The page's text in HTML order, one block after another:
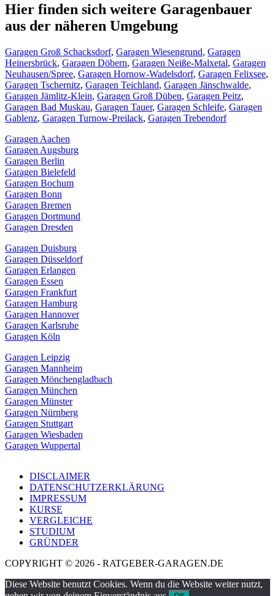
Hier finden sich weitere Garagenbauer
aus der näheren Umgebung
Garagen Groß Schacksdorf, Garagen Wiesengrund, Garagen
Heinersbrück, Garagen Döbern, Garagen Neiße-Malxetal, Garagen
Neuhausen/Spree, Garagen Hornow-Wadelsdorf, Garagen Felixsee,
Garagen Tschernitz, Garagen Teichland, Garagen Jänschwalde,
Garagen Jämlitz-Klein, Garagen Groß Düben, Garagen Peitz,
Garagen Bad Muskau, Garagen Tauer, Garagen Schleife, Garagen
Gablenz, Garagen Turnow-Preilack, Garagen Trebendorf
Garagen Aachen
Garagen Augsburg
Garagen Berlin
Garagen Bielefeld
Garagen Bochum
Garagen Bonn
Garagen Bremen
Garagen Dortmund
Garagen Dresden
Garagen Duisburg
Garagen Düsseldorf
Garagen Erlangen
Garagen Essen
Garagen Frankfurt
Garagen Hamburg
Garagen Hannover
Garagen Karlsruhe
Garagen Köln
Garagen Leipzig
Garagen Mannheim
Garagen Mönchengladbach
Garagen München
Garagen Münster
Garagen Nürnberg
Garagen Stuttgart
Garagen Wiesbaden
Garagen Wuppertal
DISCLAIMER
DATENSCHUTZERKLÄRUNG
IMPRESSUM
KURSE
VERGLEICHE
STUDIUM
GRÜNDER
COPYRIGHT © 2026 - RATGEBER-GARAGEN.DE
Diese Website benutzt Cookies. Wenn du die Website weiter nutzt,